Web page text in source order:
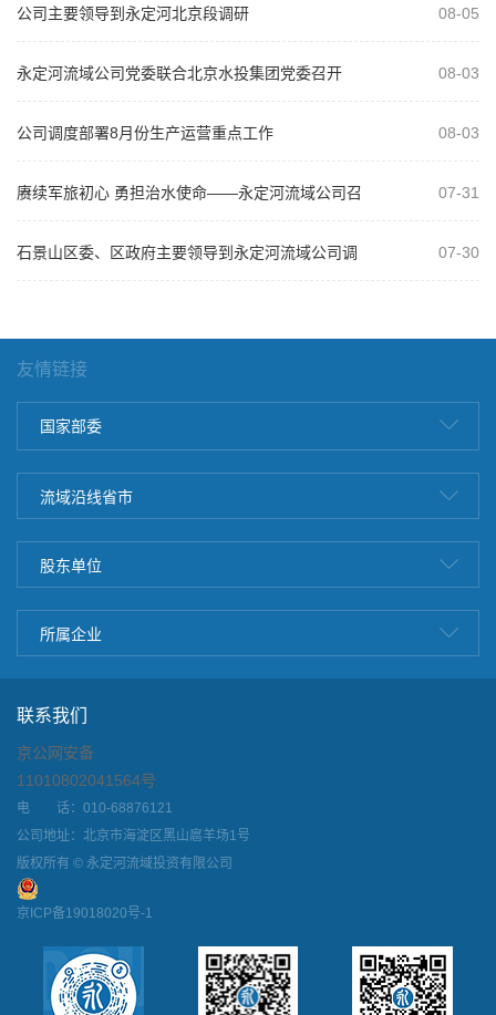
公司主要领导到永定河北京段调研 08-05
永定河流域公司党委联合北京水投集团党委召开
08-03
公司调度部署8月份生产运营重点工作 08-03
赓续军旅初心 勇担治水使命——永定河流域公司召
07-31
石景山区委、区政府主要领导到永定河流域公司调
07-30
友情链接
国家部委
流域沿线省市
股东单位
所属企业
联系我们
京公网安备
11010802041564号
电 话：010-68876121
公司地址：北京市海淀区黑山扈羊场1号
版权所有 © 永定河流域投资有限公司
京ICP备19018020号-1